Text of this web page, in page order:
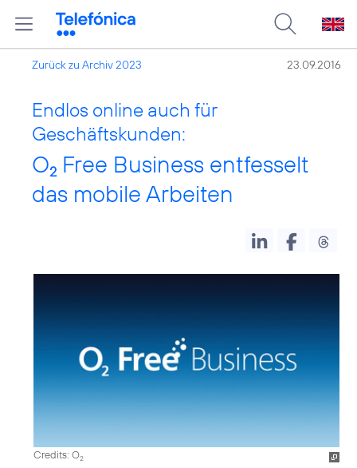
Zurück zu Archiv 2023 23.09.2016
Endlos online auch für
Geschäftskunden:
O2 Free Business entfesselt
das mobile Arbeiten
Credits: O2